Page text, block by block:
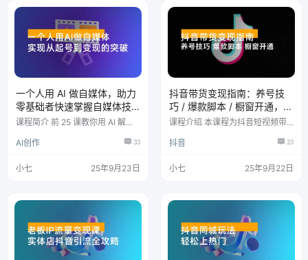
量突破与变现增长。 抖爸爸11月
份有哪些变化并且有哪些新的功
能？在新的推动机制上面，我们如
何更好的去应对？ 审核新规/流量
结构/搜索联动/核心算法/推流细
节，136节课，重…
学，融入流量运营策略与 AI 工具
应用，帮助学员系统掌握从内容生
产到商业变现的完整能力体系，培
养具备市场竞争力的全能型视频创
作人才。 课程目录 【先导课】纠
正新手小白的创作误区 【拍…
一个人用 AI 做自媒体，助力
零基础者快速掌握自媒体技
能，实现从起号到变现的突
课程简介 前 25 课教你用 AI 解决
图片视频制作、数字人替身、爆款
品等运营干货; 后 62 课深耕剪映
动画等功能;同时针对服装、美
拆解专属剪辑思路与爆款逻辑，助
力零基础者快速掌握自媒体技能，
实现从起号到变现的突破。 课程
目录 不同AI解决不同自…
AI创作 33
小七 25年9月23日
抖音带货变现指南：养号技
巧 / 爆款脚本 / 橱窗开通，快
速起号日更 10 条
课程介绍 本课程为抖音短视频带
1的爆单运营链路。课程分为5大模
法）、内容制作（脚本撰写/镜头
径（橱窗开通/挂车选品）、效率
过34节实操教学（含2025年最新
赛马机制），帮助学员掌握日更1
0条爆款视频的核心技术，实现单
账号月均3万+佣金收益。 课程大
抖音 23
小七 25年9月22日